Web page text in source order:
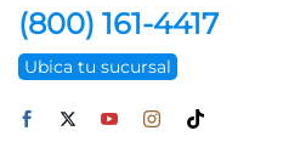
(800) 161-4417
Ubica tu sucursal